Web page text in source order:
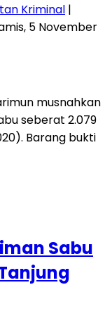
Kriminal |
5 November
musnahkan
seberat 2.079
Barang bukti
Sabu